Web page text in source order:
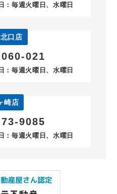
毎週火曜日、水曜日
口店
021
毎週火曜日、水曜日
崎店
9085
毎週火曜日、水曜日